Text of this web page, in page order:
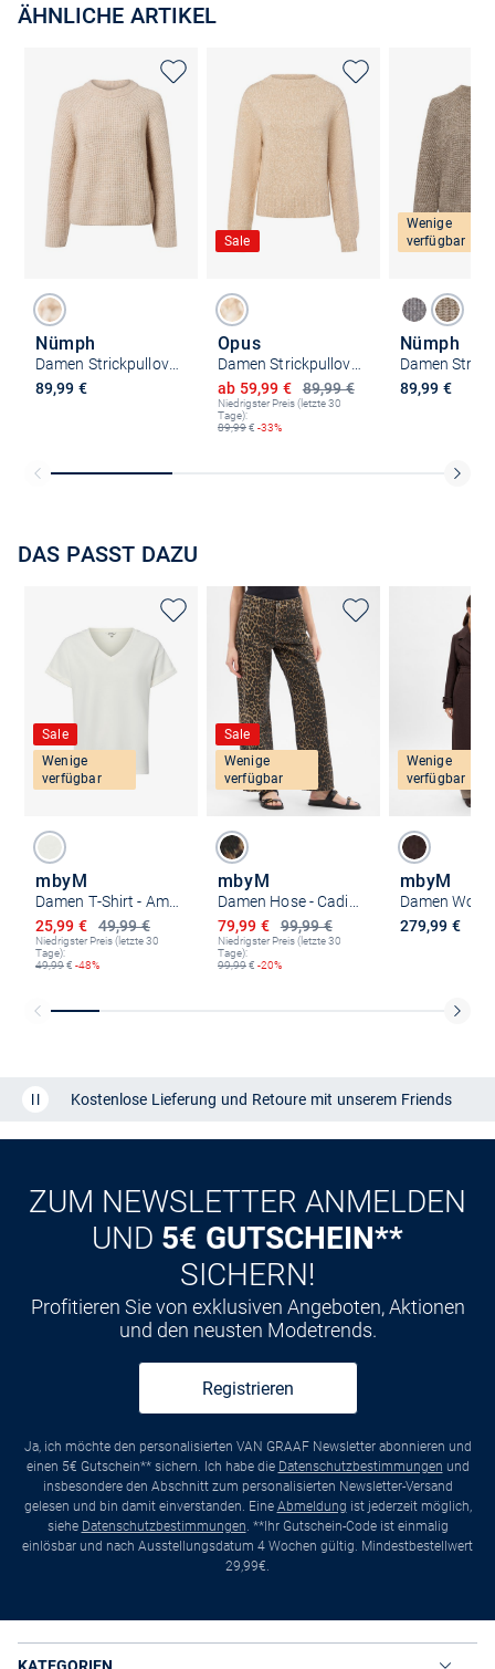
ÄHNLICHE ARTIKEL
Nümph
Damen Strickpullover mit Alpaka-Anteil - Nuzindi
89,99 €
Sale
Opus
89,99 €
Ermäßigter Preis
ab 59,99 €
Niedrigster Preis (letzte 30
Tage):
89,99€ -33%
Wenige
verfügbar
Nümph
89,99 €
DAS PASST DAZU
Sale
Wenige
verfügbar
mbyM
Damen T-Shirt - Amana
49,99 €
Ermäßigter Preis
25,99 €
Niedrigster Preis (letzte 30
Tage):
49,99€ -48%
Sale
Wenige
verfügbar
mbyM
99,99 €
Ermäßigter Preis
79,99 €
Niedrigster Preis (letzte 30
Tage):
99,99€ -20%
Wenige
verfügbar
mbyM
279,99 €
Kostenlose Lieferung und Retoure mit unserem Friends
CLUB
Kauf aufRechnung
ZUM NEWSLETTER ANMELDEN
UND 5€ GUTSCHEIN**
SICHERN!
Profitieren Sie von exklusiven Angeboten, Aktionen
und den neusten Modetrends.
Registrieren
Ja, ich möchte den personalisierten VAN GRAAF Newsletter abonnieren und
einen 5€ Gutschein** sichern. Ich habe die Datenschutzbestimmungen und
insbesondere den Abschnitt zum personalisierten Newsletter-Versand
gelesen und bin damit einverstanden. Eine Abmeldung ist jederzeit möglich,
siehe Datenschutzbestimmungen. **Ihr Gutschein-Code ist einmalig
einlösbar und nach Ausstellungsdatum 4 Wochen gültig. Mindestbestellwert
29,99€.
KATEGORIEN